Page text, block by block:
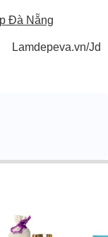
Đà Nẵng
Lamdepeva.vn/Jd